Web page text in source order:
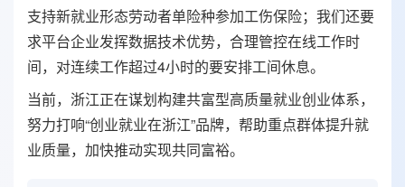
支持新就业形态劳动者单险种参加工伤保险；我们还要
求平台企业发挥数据技术优势，合理管控在线工作时
间，对连续工作超过4小时的要安排工间休息。
当前，浙江正在谋划构建共富型高质量就业创业体系，
努力打响“创业就业在浙江”品牌，帮助重点群体提升就
业质量，加快推动实现共同富裕。